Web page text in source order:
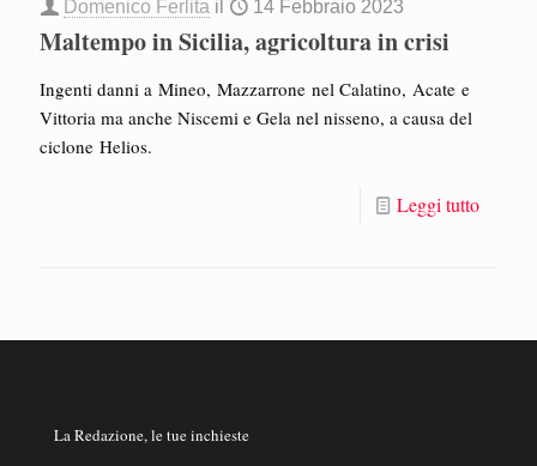
Domenico Ferlita il 14 Febbraio 2023
Maltempo in Sicilia, agricoltura in crisi
Ingenti danni a Mineo, Mazzarrone nel Calatino, Acate e
Vittoria ma anche Niscemi e Gela nel nisseno, a causa del
ciclone Helios.
Leggi tutto
La Redazione, le tue inchieste